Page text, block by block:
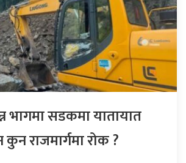
भागमा सडकमा यातायात
राजमार्गमा रोक ?